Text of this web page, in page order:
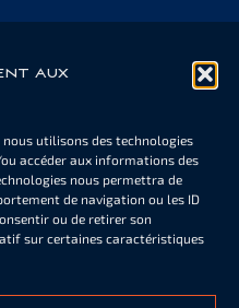
aux
utilisons des technologies
accéder aux informations des
nous permettra de
de navigation ou les ID
ou de retirer son
sur certaines caractéristiques